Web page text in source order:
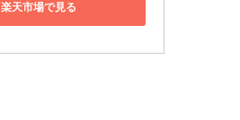
楽天市場で見る